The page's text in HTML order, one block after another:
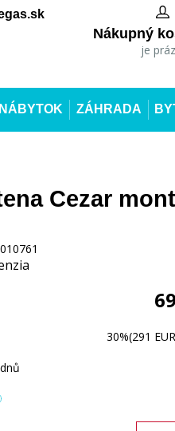
Nákupný
je
ZÁHRADA
Cezar
30%(291